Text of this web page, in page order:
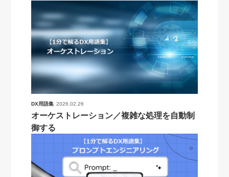
DX用語集 2026.02.26
オーケストレーション／複雑な処理を自動制
御する